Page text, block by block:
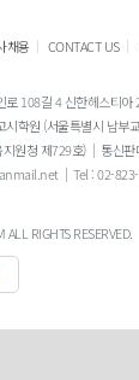
채용 | CONTACT US |
로 108길 4 신한헤스티아
시학원 (서울특별시 남부
원청 제729호)
통신
Tel : 02-
RIGHTS RESERVED.